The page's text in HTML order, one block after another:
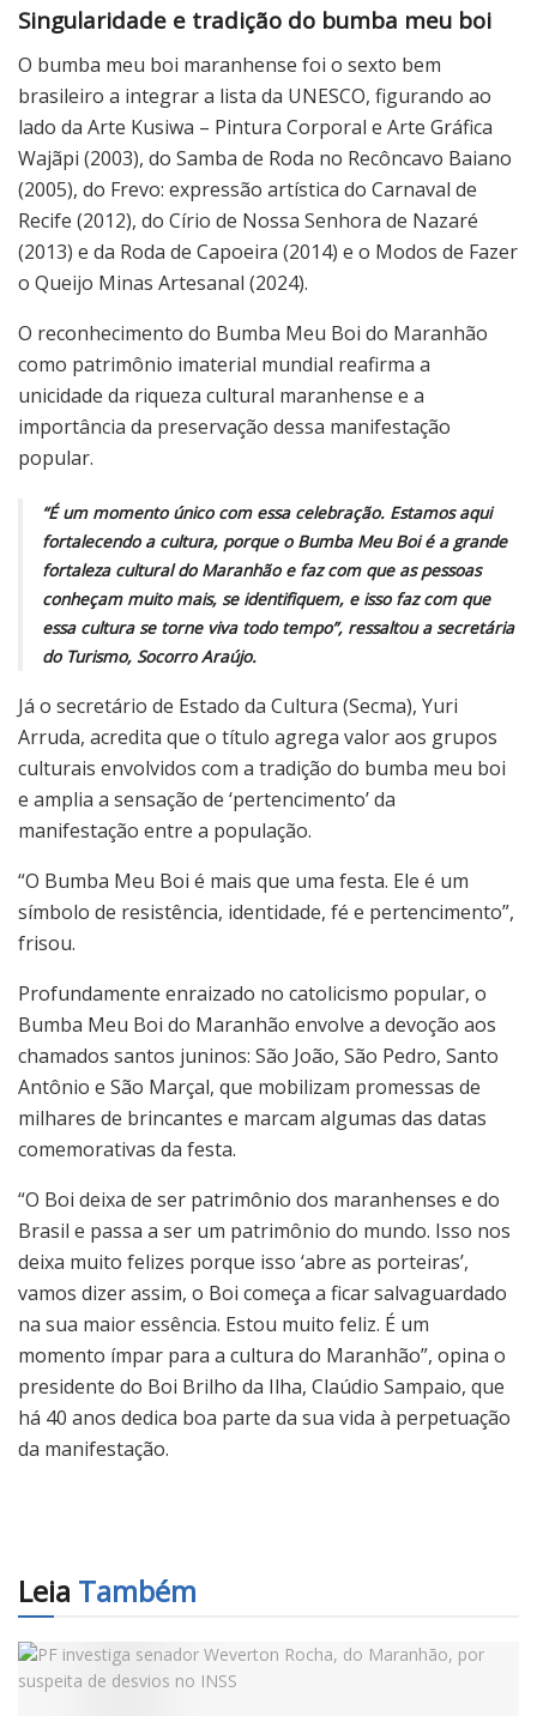
Singularidade e tradição do bumba meu boi
O bumba meu boi maranhense foi o sexto bem
brasileiro a integrar a lista da UNESCO, figurando ao
lado da Arte Kusiwa – Pintura Corporal e Arte Gráfica
Wajãpi (2003), do Samba de Roda no Recôncavo Baiano
(2005), do Frevo: expressão artística do Carnaval de
Recife (2012), do Círio de Nossa Senhora de Nazaré
(2013) e da Roda de Capoeira (2014) e o Modos de Fazer
o Queijo Minas Artesanal (2024).
O reconhecimento do Bumba Meu Boi do Maranhão
como patrimônio imaterial mundial reafirma a
unicidade da riqueza cultural maranhense e a
importância da preservação dessa manifestação
popular.
“É um momento único com essa celebração. Estamos aqui
fortalecendo a cultura, porque o Bumba Meu Boi é a grande
fortaleza cultural do Maranhão e faz com que as pessoas
conheçam muito mais, se identifiquem, e isso faz com que
essa cultura se torne viva todo tempo”, ressaltou a secretária
do Turismo, Socorro Araújo.
Já o secretário de Estado da Cultura (Secma), Yuri
Arruda, acredita que o título agrega valor aos grupos
culturais envolvidos com a tradição do bumba meu boi
e amplia a sensação de ‘pertencimento’ da
manifestação entre a população.
“O Bumba Meu Boi é mais que uma festa. Ele é um
símbolo de resistência, identidade, fé e pertencimento”,
frisou.
Profundamente enraizado no catolicismo popular, o
Bumba Meu Boi do Maranhão envolve a devoção aos
chamados santos juninos: São João, São Pedro, Santo
Antônio e São Marçal, que mobilizam promessas de
milhares de brincantes e marcam algumas das datas
comemorativas da festa.
“O Boi deixa de ser patrimônio dos maranhenses e do
Brasil e passa a ser um patrimônio do mundo. Isso nos
deixa muito felizes porque isso ‘abre as porteiras’,
vamos dizer assim, o Boi começa a ficar salvaguardado
na sua maior essência. Estou muito feliz. É um
momento ímpar para a cultura do Maranhão”, opina o
presidente do Boi Brilho da Ilha, Claúdio Sampaio, que
há 40 anos dedica boa parte da sua vida à perpetuação
da manifestação.
Leia Também